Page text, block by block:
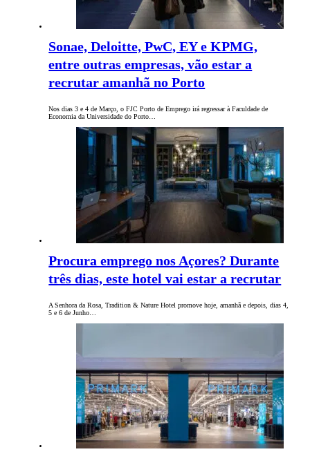
Sonae, Deloitte, PwC, EY e KPMG,
entre outras empresas, vão estar a
recrutar amanhã no Porto
Nos dias 3 e 4 de Março, o FJC Porto de Emprego irá regressar à Faculdade de
Economia da Universidade do Porto…
Procura emprego nos Açores? Durante
três dias, este hotel vai estar a recrutar
A Senhora da Rosa, Tradition & Nature Hotel promove hoje, amanhã e depois, dias 4,
5 e 6 de Junho…